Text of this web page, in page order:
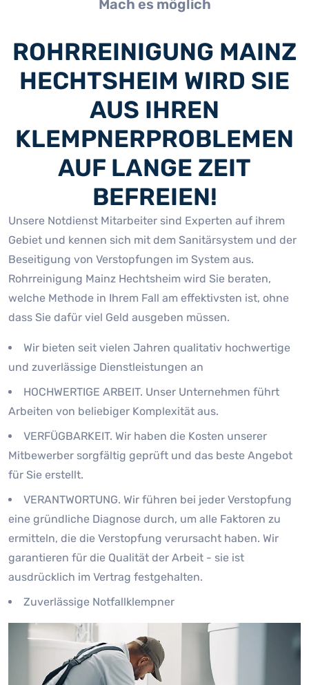
Mach es möglich
ROHRREINIGUNG MAINZ
HECHTSHEIM WIRD SIE
AUS IHREN
KLEMPNERPROBLEMEN
AUF LANGE ZEIT
BEFREIEN!
Unsere Notdienst Mitarbeiter sind Experten auf ihrem
Gebiet und kennen sich mit dem Sanitärsystem und der
Beseitigung von Verstopfungen im System aus.
Rohrreinigung Mainz Hechtsheim wird Sie beraten,
welche Methode in Ihrem Fall am effektivsten ist, ohne
dass Sie dafür viel Geld ausgeben müssen.
Wir bieten seit vielen Jahren qualitativ hochwertige
und zuverlässige Dienstleistungen an
HOCHWERTIGE ARBEIT. Unser Unternehmen führt
Arbeiten von beliebiger Komplexität aus.
VERFÜGBARKEIT. Wir haben die Kosten unserer
Mitbewerber sorgfältig geprüft und das beste Angebot
für Sie erstellt.
VERANTWORTUNG. Wir führen bei jeder Verstopfung
eine gründliche Diagnose durch, um alle Faktoren zu
ermitteln, die die Verstopfung verursacht haben. Wir
garantieren für die Qualität der Arbeit - sie ist
ausdrücklich im Vertrag festgehalten.
Zuverlässige Notfallklempner